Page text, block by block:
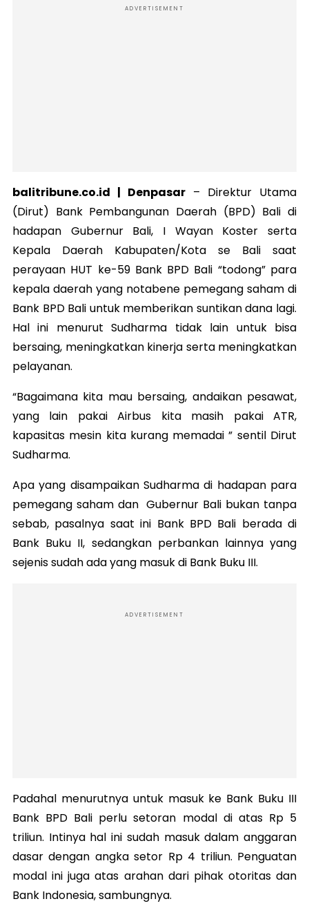
ADVERTISEMENT
balitribune.co.id | Denpasar – Direktur Utama
(Dirut) Bank Pembangunan Daerah (BPD) Bali di
hadapan Gubernur Bali, I Wayan Koster serta
Kepala Daerah Kabupaten/Kota se Bali saat
perayaan HUT ke-59 Bank BPD Bali “todong” para
kepala daerah yang notabene pemegang saham di
Bank BPD Bali untuk memberikan suntikan dana lagi.
Hal ini menurut Sudharma tidak lain untuk bisa
bersaing, meningkatkan kinerja serta meningkatkan
pelayanan.
“Bagaimana kita mau bersaing, andaikan pesawat,
yang lain pakai Airbus kita masih pakai ATR,
kapasitas mesin kita kurang memadai ” sentil Dirut
Sudharma.
Apa yang disampaikan Sudharma di hadapan para
pemegang saham dan Gubernur Bali bukan tanpa
sebab, pasalnya saat ini Bank BPD Bali berada di
Bank Buku II, sedangkan perbankan lainnya yang
sejenis sudah ada yang masuk di Bank Buku III.
ADVERTISEMENT
Padahal menurutnya untuk masuk ke Bank Buku III
Bank BPD Bali perlu setoran modal di atas Rp 5
triliun. Intinya hal ini sudah masuk dalam anggaran
dasar dengan angka setor Rp 4 triliun. Penguatan
modal ini juga atas arahan dari pihak otoritas dan
Bank Indonesia, sambungnya.